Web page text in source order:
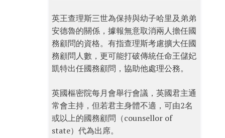
英王查理斯三世為保持與幼子哈里及弟弟
安德魯的關係，據報無意取消兩人擔任國
務顧問的資格。有指查理斯考慮擴大任國
務顧問人數，更可能打破傳統任命王儲妃
凱特出任國務顧問，協助他處理公務。
英國樞密院每月會舉行會議，英國君主通
常會主持，但若君主身體不適，可由2名
或以上的國務顧問（counsellor of
state）代為出席。